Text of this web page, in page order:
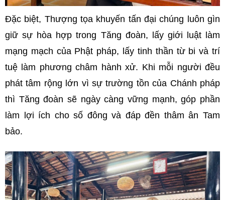
Đặc biệt, Thượng tọa khuyến tấn đại chúng luôn gìn
giữ sự hòa hợp trong Tăng đoàn, lấy giới luật làm
mạng mạch của Phật pháp, lấy tinh thần từ bi và trí
tuệ làm phương châm hành xử. Khi mỗi người đều
phát tâm rộng lớn vì sự trường tồn của Chánh pháp
thì Tăng đoàn sẽ ngày càng vững mạnh, góp phần
làm lợi ích cho số đông và đáp đền thâm ân Tam
bảo.